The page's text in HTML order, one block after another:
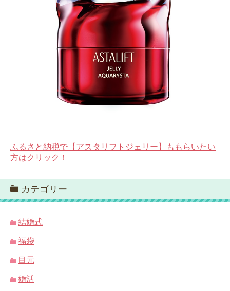
ふるさと納税で【アスタリフトジェリー】ももらいたい
方はクリック！
カテゴリー
結婚式
福袋
目元
婚活